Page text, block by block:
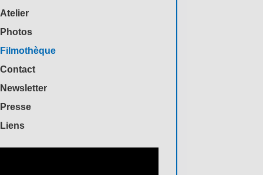
Atelier
Photos
Filmothèque
Contact
Newsletter
Presse
Liens